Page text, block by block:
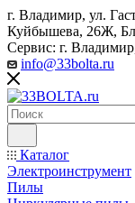
г. Владимир, ул.
Куйбышева, 26Ж,
Сервис: г.
info@33bolta.ru
Каталог
Электроинструмент
Пилы